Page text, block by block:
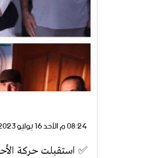
08:24 م الأحد 16 يوليو 2023
✅ استقبلت حركة